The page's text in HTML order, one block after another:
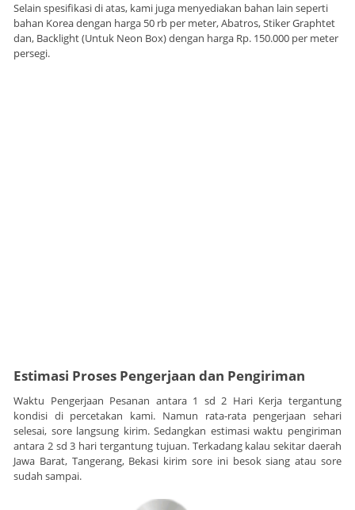
Selain spesifikasi di atas, kami juga menyediakan bahan lain seperti
bahan Korea dengan harga 50 rb per meter, Abatros, Stiker Graphtet
dan, Backlight (Untuk Neon Box) dengan harga Rp. 150.000 per meter
persegi.
Estimasi Proses Pengerjaan dan Pengiriman
Waktu Pengerjaan Pesanan antara 1 sd 2 Hari Kerja tergantung
kondisi di percetakan kami. Namun rata-rata pengerjaan sehari
selesai, sore langsung kirim. Sedangkan estimasi waktu pengiriman
antara 2 sd 3 hari tergantung tujuan. Terkadang kalau sekitar daerah
Jawa Barat, Tangerang, Bekasi kirim sore ini besok siang atau sore
sudah sampai.